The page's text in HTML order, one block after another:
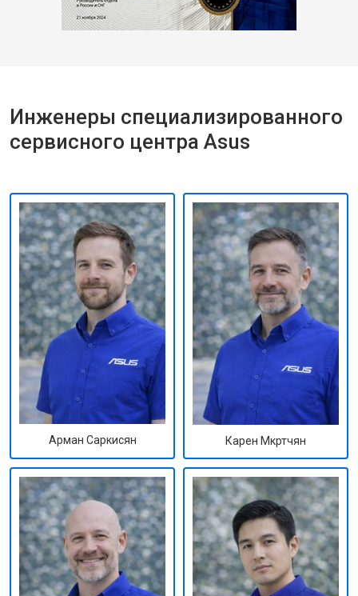
Инженеры специализированного
сервисного центра Asus
Арман Саркисян Карен Мкртчян